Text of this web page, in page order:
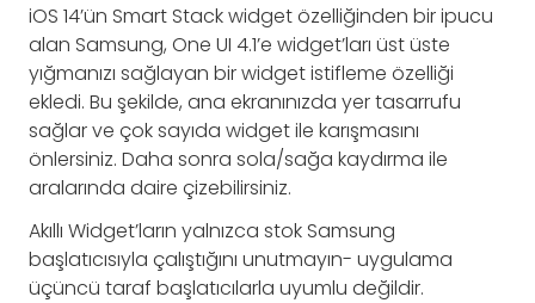
iOS 14’ün Smart Stack widget özelliğinden bir ipucu
alan Samsung, One UI 4.1’e widget’ları üst üste
yığmanızı sağlayan bir widget istifleme özelliği
ekledi. Bu şekilde, ana ekranınızda yer tasarrufu
sağlar ve çok sayıda widget ile karışmasını
önlersiniz. Daha sonra sola/sağa kaydırma ile
aralarında daire çizebilirsiniz.
Akıllı Widget’ların yalnızca stok Samsung
başlatıcısıyla çalıştığını unutmayın- uygulama
üçüncü taraf başlatıcılarla uyumlu değildir.